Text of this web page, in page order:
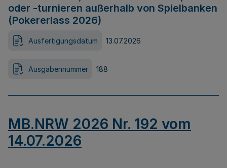
oder -turnieren außerhalb von Spielbanken
(Pokererlass 2026)
Ausfertigungsdatum 13.07.2026
Ausgabennummer 188
MB.NRW 2026 Nr. 192 vom
14.07.2026